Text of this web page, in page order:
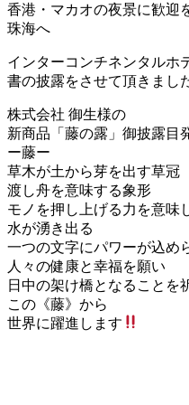
香港・マカオの夜景に歓迎
珠海へ
インターコンチネンタルホ
書の披露をさせて頂きまし
株式会社 御生様の
新商品「藤の露」御披露目
ー藤ー
草木が土から芽を出す草冠
渡し舟を意味する象形
モノを押し上げる力を意味
水が湧き出る
一つの文字にパワーが込め
人々の健康と幸福を願い
日中の架け橋となることを
この《藤》から
世界に躍進します